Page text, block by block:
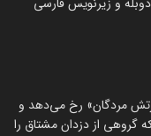
مردگان» رخ می‌دهد و
گروهی از دزدان مشتاق را